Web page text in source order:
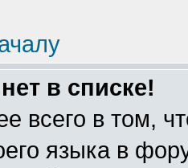
в списке!
всего в том,
языка в